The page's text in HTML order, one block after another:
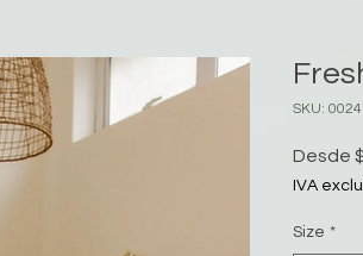
SKU: 0024
Desde
IVA
Size *